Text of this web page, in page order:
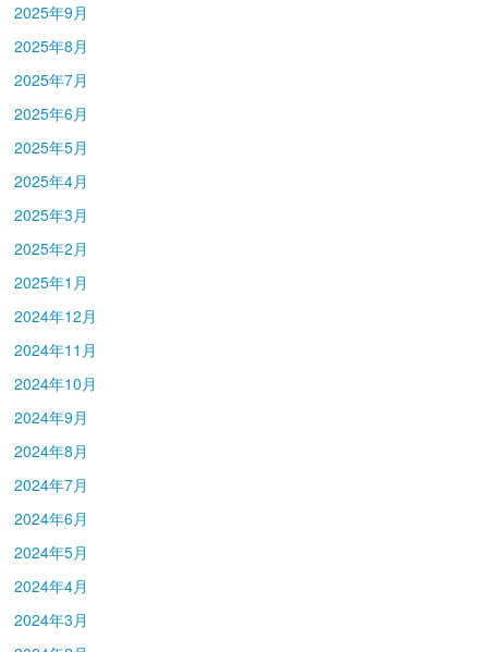
2025年9月
2025年8月
2025年7月
2025年6月
2025年5月
2025年4月
2025年3月
2025年2月
2025年1月
2024年12月
2024年11月
2024年10月
2024年9月
2024年8月
2024年7月
2024年6月
2024年5月
2024年4月
2024年3月